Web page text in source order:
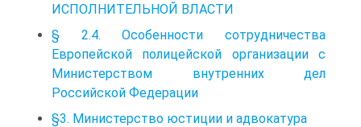
ИСПОЛНИТЕЛЬНОЙ ВЛАСТИ
§ 2.4. Особенности сотрудничества
Европейской полицейской орга­низации с
Министерством внутренних дел
Российской Федерации
§3. Министерство юстиции и адвокатура